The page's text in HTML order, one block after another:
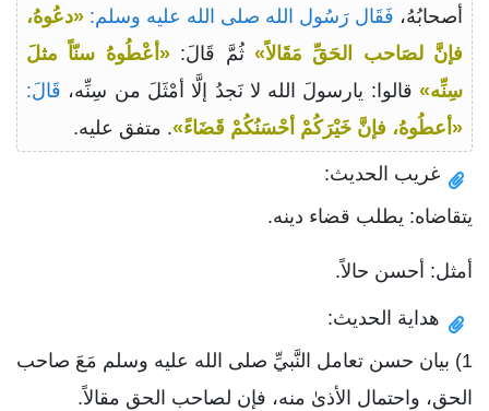
أصحابُهُ، فَقَال رَسُول الله صلى الله عليه وسلم: «دعُوهُ،
فإنَّ لصَاحب الحَقِّ مَقَالاً» ثُمَّ قَالَ:«أعْطُوهُ سنّاً مثلَ
سِنِّه»قالوا: يارسولَ الله لا نَجدُ إلَّا أمْثَلَ من سِنِّه، قَالَ:
«أعطُوهُ، فإنَّ خَيْرَكُمْ أحْسَنُكُمْ قَضَاءً». متفق عليه.
غريب الحديث:
يتقاضاه: يطلب قضاء دينه.
أمثل: أحسن حالاً.
هداية الحديث:
1) بيان حسن تعامل النَّبيِّ صلى الله عليه وسلم مَعَ صاحب
الحق، واحتمال الأذىٰ منه، فإن لصاحب الحق مقالاً.